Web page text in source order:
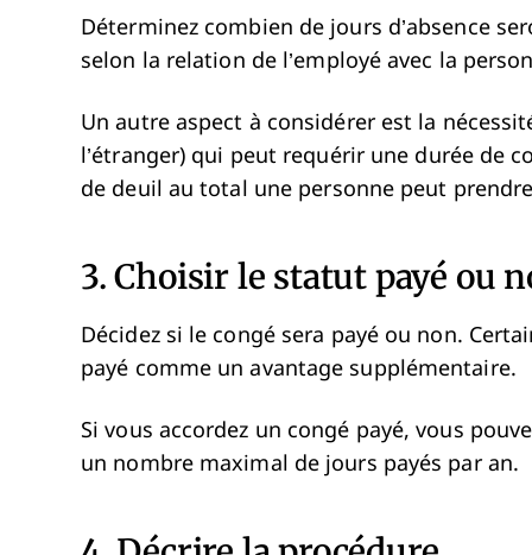
Déterminez combien de jours d’absence
selon la relation de l’employé avec la
Un autre aspect à considérer est la
l’étranger) qui peut requérir une durée de
de deuil au total une personne peut
3. Choisir le statut payé ou
Décidez si le congé sera payé ou non.
payé comme un avantage supplémentaire.
Si vous accordez un congé payé, vous
un nombre maximal de jours payés par an.